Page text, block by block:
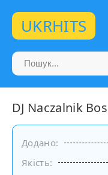
UKRHITS
DJ Naczalnik
Додано:
Якість: